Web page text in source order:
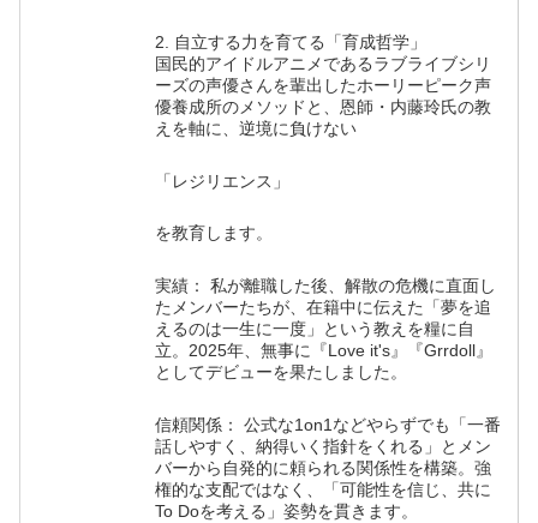
2. 自立する力を育てる「育成哲学」
国民的アイドルアニメであるラブライブシリ
ーズの声優さんを輩出したホーリーピーク声
優養成所のメソッドと、恩師・内藤玲氏の教
えを軸に、逆境に負けない
「レジリエンス」
を教育します。
実績： 私が離職した後、解散の危機に直面し
たメンバーたちが、在籍中に伝えた「夢を追
えるのは一生に一度」という教えを糧に自
立。2025年、無事に『Love it's』『Grrdoll』
としてデビューを果たしました。
信頼関係： 公式な1on1などやらずでも「一番
話しやすく、納得いく指針をくれる」とメン
バーから自発的に頼られる関係性を構築。強
権的な支配ではなく、「可能性を信じ、共に
To Doを考える」姿勢を貫きます。